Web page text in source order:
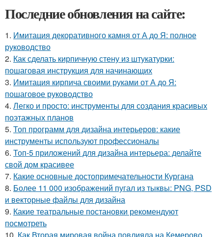
Последние обновления на сайте:
1. Имитация декоративного камня от А до Я: полное
руководство
2. Как сделать кирпичную стену из штукатурки:
пошаговая инструкция для начинающих
3. Имитация кирпича своими руками от А до Я:
пошаговое руководство
4. Легко и просто: инструменты для создания красивых
поэтажных планов
5. Топ программ для дизайна интерьеров: какие
инструменты используют профессионалы
6. Топ-5 приложений для дизайна интерьера: делайте
свой дом красивее
7. Какие основные достопримечательности Кургана
8. Более 11 000 изображений пугал из тыквы: PNG, PSD
и векторные файлы для дизайна
9. Какие театральные постановки рекомендуют
посмотреть
10. Как Вторая мировая война повлияла на Кемерово